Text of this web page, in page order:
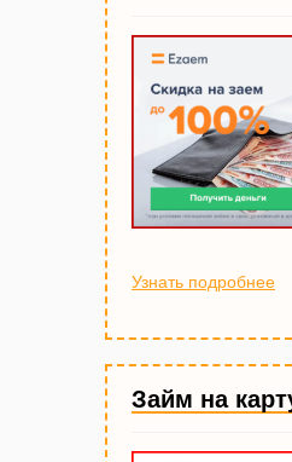
Узнать подробнее
Займ на